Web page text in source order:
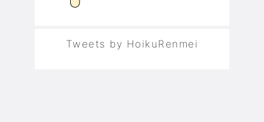
Tweets by HoikuRenmei